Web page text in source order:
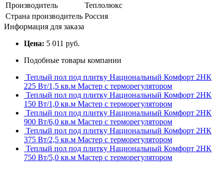
Производитель
Теплолюкс
Страна производитель Россия
Информация для заказа
Цена: 5 011 руб.
Подобные товары компании
Теплый пол под плитку Национальный Комфорт 2НК
225 Вт/1,5 кв.м Мастер с терморегулятором
Теплый пол под плитку Национальный Комфорт 2НК
150 Вт/1,0 кв.м Мастер с терморегулятором
Теплый пол под плитку Национальный Комфорт 2НК
900 Вт/6,0 кв.м Мастер с терморегулятором
Теплый пол под плитку Национальный Комфорт 2НК
375 Вт/2,5 кв.м Мастер с терморегулятором
Теплый пол под плитку Национальный Комфорт 2НК
750 Вт/5,0 кв.м Мастер с терморегулятором